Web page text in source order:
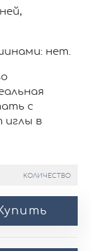
нет.
с
иглы в
КОЛИЧЕСТВО